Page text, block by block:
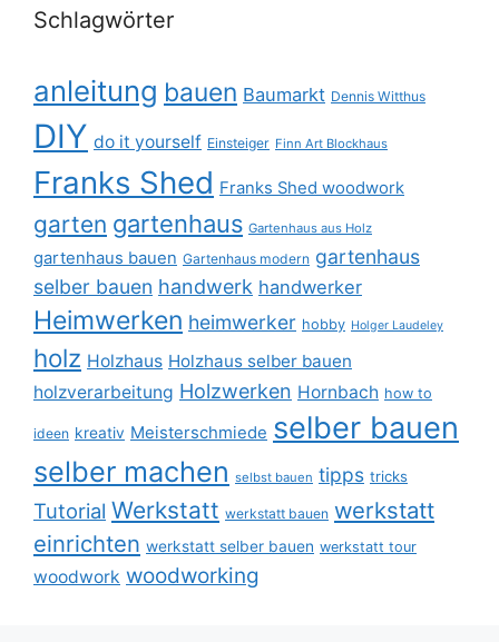
Schlagwörter
anleitung bauen Baumarkt Dennis Witthus
DIY do it yourself Einsteiger Finn Art Blockhaus
Franks Shed Franks Shed woodwork
garten gartenhaus Gartenhaus aus Holz
gartenhaus bauen Gartenhaus modern gartenhaus
selber bauen handwerk handwerker
Heimwerken heimwerker hobby Holger Laudeley
holz Holzhaus Holzhaus selber bauen
holzverarbeitung Holzwerken Hornbach how to
ideen kreativ Meisterschmiede selber bauen
selber machen selbst bauen tipps tricks
Tutorial Werkstatt werkstatt bauen werkstatt
einrichten werkstatt selber bauen werkstatt tour
woodwork woodworking